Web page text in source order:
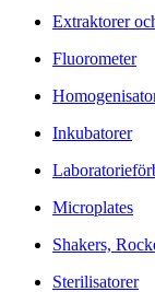
Extraktorer
Fluorometer
Inkubatorer
Microplates
Shakers,
Sterilisatorer